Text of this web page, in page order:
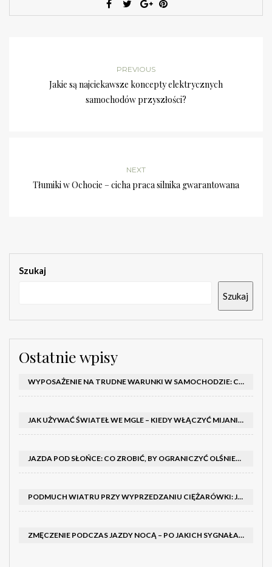
PREVIOUS
Jakie są najciekawsze koncepty elektrycznych
samochodów przyszłości?
NEXT
Tłumiki w Ochocie – cicha praca silnika gwarantowana
Szukaj
Szukaj
Ostatnie wpisy
WYPOSAŻENIE NA TRUDNE WARUNKI W SAMOCHODZIE: CO MIEĆ ZIMĄ, W TRASIE I NA WYPADEK AWARII
JAK UŻYWAĆ ŚWIATEŁ WE MGLE – KIEDY WŁĄCZYĆ MIJANIA I PRZECIWMGIELNE ORAZ CZEGO NIE ROBIĆ
JAZDA POD SŁOŃCE: CO ZROBIĆ, BY OGRANICZYĆ OLŚNIENIE I POPRAWIĆ WIDOCZNOŚĆ
PODMUCH WIATRU PRZY WYPRZEDZANIU CIĘŻARÓWKI: JAK UTRZYMAĆ TOR JAZDY I OPANOWAĆ AUTO
ZMĘCZENIE PODCZAS JAZDY NOCĄ – PO JAKICH SYGNAŁACH ROZPOZNAĆ SENNOŚĆ ZA KIEROWNICĄ I KIEDY ZROBIĆ PRZERWĘ